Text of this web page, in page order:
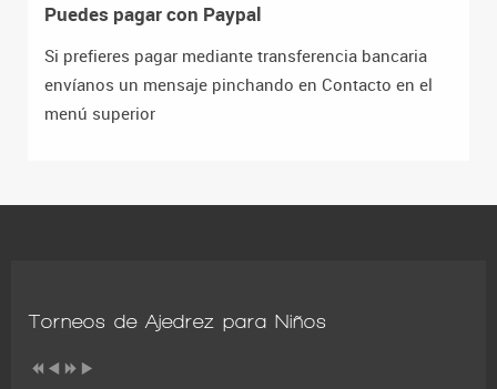
Puedes pagar con Paypal
Si prefieres pagar mediante transferencia bancaria
envíanos un mensaje pinchando en Contacto en el
menú superior
Torneos de Ajedrez para Niños